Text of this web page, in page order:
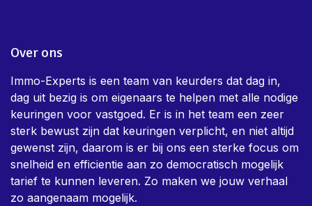
Over ons
Immo-Experts is een team van keurders dat dag in,
dag uit bezig is om eigenaars te helpen met alle nodige
keuringen voor vastgoed. Er is in het team een zeer
sterk bewust zijn dat keuringen verplicht, en niet altijd
gewenst zijn, daarom is er bij ons een sterke focus om
snelheid en efficientie aan zo democratisch mogelijk
tarief te kunnen leveren. Zo maken we jouw verhaal
zo aangenaam mogelijk.